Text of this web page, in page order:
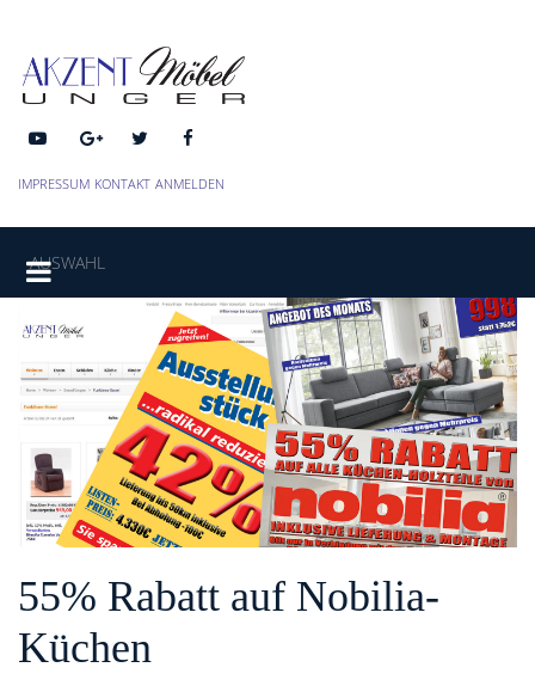
IMPRESSUM KONTAKT ANMELDEN
AUSWAHL
55% Rabatt auf Nobilia-
Küchen